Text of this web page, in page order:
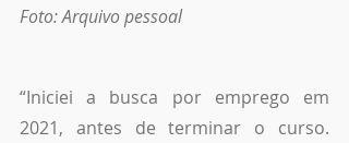
Foto: Arquivo pessoal
“Iniciei a busca por emprego em
2021, antes de terminar o curso.